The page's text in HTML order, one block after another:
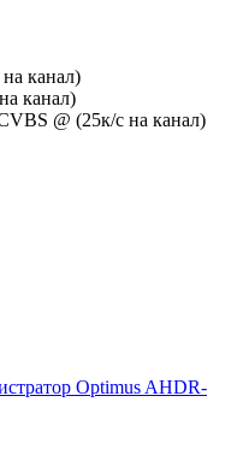
канал)
канал)
@ (25к/с на канал)